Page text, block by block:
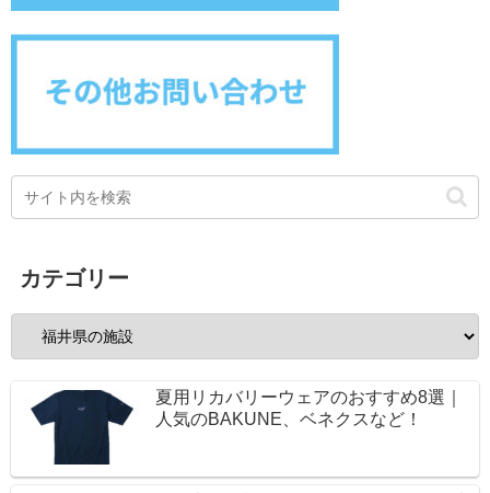
カテゴリー
夏用リカバリーウェアのおすすめ8選｜
人気のBAKUNE、ベネクスなど！